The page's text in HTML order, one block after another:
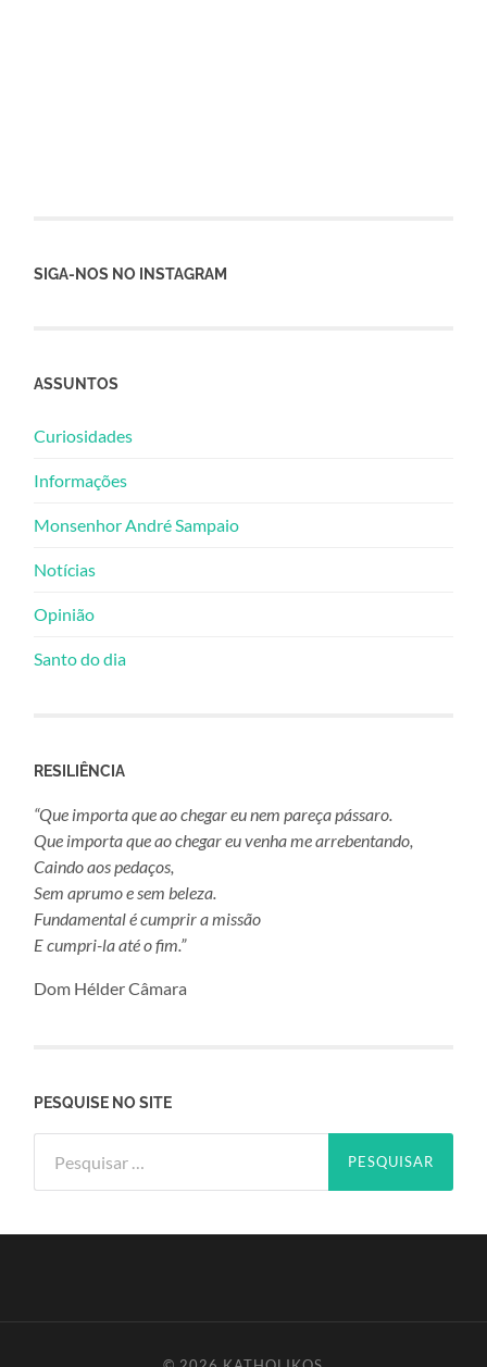
SIGA-NOS NO INSTAGRAM
ASSUNTOS
Curiosidades
Informações
Monsenhor André Sampaio
Notícias
Opinião
Santo do dia
RESILIÊNCIA
“Que importa que ao chegar eu nem pareça pássaro.
Que importa que ao chegar eu venha me arrebentando,
Caindo aos pedaços,
Sem aprumo e sem beleza.
Fundamental é cumprir a missão
E cumpri-la até o fim.”
Dom Hélder Câmara
PESQUISE NO SITE
por: